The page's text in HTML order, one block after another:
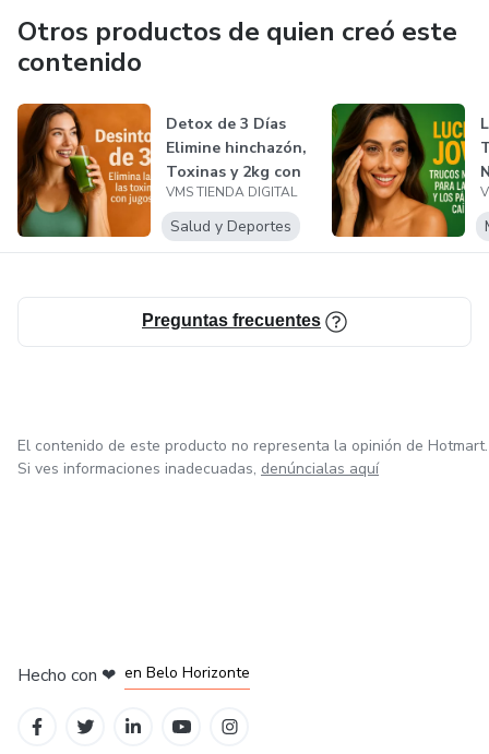
Otros productos de quien creó este
contenido
Detox de 3 Días
Elimine hinchazón,
Toxinas y 2kg con
Jugos S...
VMS TIENDA DIGITAL
Salud y Deportes
Preguntas frecuentes
El contenido de este producto no representa la opinión de Hotmart.
Si ves informaciones inadecuadas, denúncialas aquí
Hecho con ❤ en Belo Horizonte